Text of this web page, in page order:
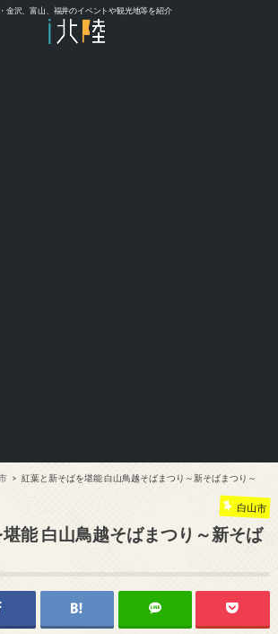
金沢、富山、福井のイベントや観光地等を紹介
紅葉と新そばを堪能 白山鳥越そばまつり～新そばまつり～
白山市
能 白山鳥越そばまつり～新そば